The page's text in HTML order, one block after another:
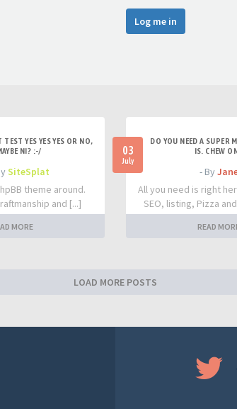
passe :
Log me in
YES YES YES OR NO,
NI? :-/
SiteSplat
theme around.
and [...]
MORE
03
July
DO YOU NEED A SUPER
IS. CHEW
- By
All you need is right
SEO, listing, Pizza
READ
LOAD MORE POSTS